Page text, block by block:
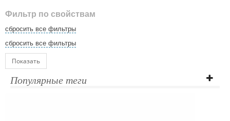
Фильтр по свойствам
сбросить все фильтры
сбросить все фильтры
Показать
Популярные теги